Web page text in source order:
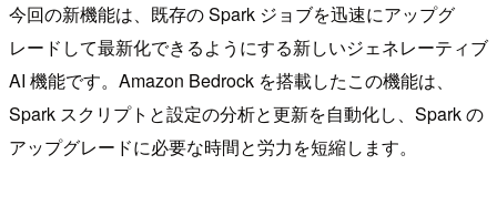
今回の新機能は、既存の Spark ジョブを迅速にアップグ
レードして最新化できるようにする新しいジェネレーティブ
AI 機能です。Amazon Bedrock を搭載したこの機能は、
Spark スクリプトと設定の分析と更新を自動化し、Spark の
アップグレードに必要な時間と労力を短縮します。